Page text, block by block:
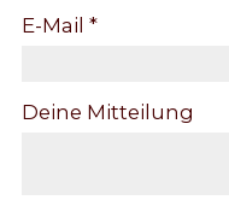
E-Mail *
Deine Mitteilung